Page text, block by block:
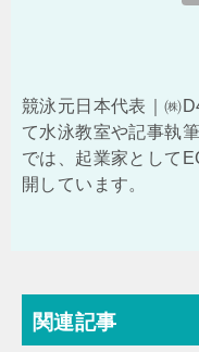
競泳元日本代表｜㈱
て水泳教室や記事執
では、起業家として
開しています。
関連記事